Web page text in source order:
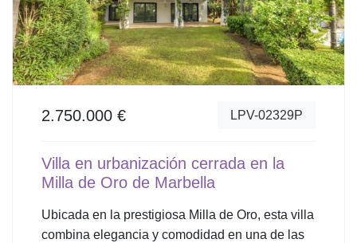
2.750.000 € LPV-02329P
Villa en urbanización cerrada en la
Milla de Oro de Marbella
Ubicada en la prestigiosa Milla de Oro, esta villa
combina elegancia y comodidad en una de las